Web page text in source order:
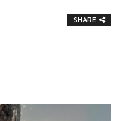
SHARE